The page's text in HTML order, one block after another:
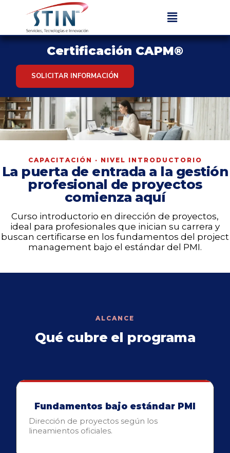
Certificación CAPM®
SOLICITAR INFORMACIÓN
CAPACITACIÓN · NIVEL INTRODUCTORIO
La puerta de entrada a la gestión
profesional de proyectos
comienza aquí
Curso introductorio en dirección de proyectos,
ideal para profesionales que inician su carrera y
buscan certificarse en los fundamentos del project
management bajo el estándar del PMI.
ALCANCE
Qué cubre el programa
Fundamentos bajo estándar PMI
Dirección de proyectos según los
lineamientos oficiales.